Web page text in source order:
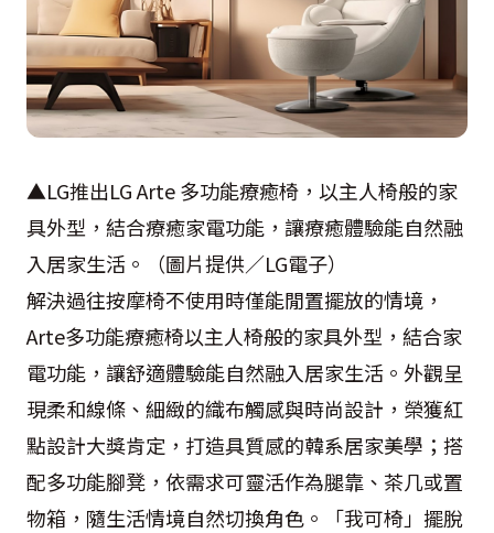
▲LG推出LG Arte 多功能療癒椅，以主人椅般的家
具外型，結合療癒家電功能，讓療癒體驗能自然融
入居家生活。（圖片提供／LG電子）
解決過往按摩椅不使用時僅能閒置擺放的情境，
Arte多功能療癒椅以主人椅般的家具外型，結合家
電功能，讓舒適體驗能自然融入居家生活。外觀呈
現柔和線條、細緻的織布觸感與時尚設計，榮獲紅
點設計大獎肯定，打造具質感的韓系居家美學；搭
配多功能腳凳，依需求可靈活作為腿靠、茶几或置
物箱，隨生活情境自然切換角色。「我可椅」擺脫